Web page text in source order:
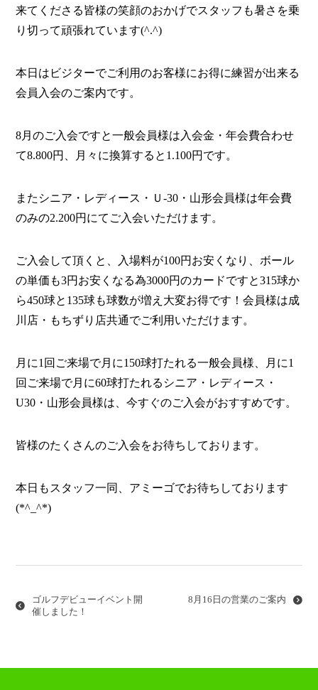
来てくださる皆様の笑顔のおかげでスタッフも暑さを乗
り切って頑張れています(^.^)
本日はビジターでご利用のお客様にお得に練習が出来る
会員入会のご案内です。
8月のご入会ですと一般会員様は入会金・年会費合わせ
て8.800円、月々に換算すると1.100円です。
またシニア・レディース・Ｕ-30・山形会員様は年会費
のみの2.200円にてご入会いただけます。
ご入会して頂くと、入場料が100円お安くなり、ボール
の単価も3円お安くなる為3000円のカードですと315球か
ら450球と135球も球数が増え大変お得です！会員様は成
川店・もちずり店共通でご利用いただけます。
月に1回ご来場で月に150球打たれる一般会員様、月に1
回ご来場で月に60球打たれるシニア・レディース・
U30・山形会員様は、今すぐのご入会がおすすめです。
皆様のたくさんのご入会をお待ちしております。
本日もスタッフ一同、アミーゴでお待ちしております
(*^_^*)
稿
ビ
ー
ゴルフデビューイベント開
催しました！
8月16日の営業のご案内